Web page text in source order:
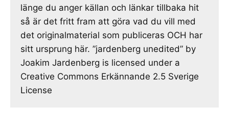
länge du anger källan och länkar tillbaka hit
så är det fritt fram att göra vad du vill med
det originalmaterial som publiceras OCH har
sitt ursprung här. ”jardenberg unedited” by
Joakim Jardenberg is licensed under a
Creative Commons Erkännande 2.5 Sverige
License